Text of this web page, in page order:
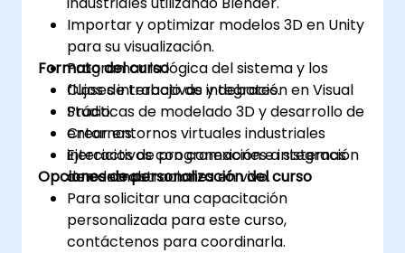
Importar y optimizar modelos 3D en Unity
para su visualización.
Programar la lógica del sistema y los
flujos de trabajo de integración en Visual
Studio.
Crear entornos virtuales industriales
interactivos con conexiones a sistemas
de control.
Formato del curso
Clases interactivas y debates.
Prácticas de modelado 3D y desarrollo de
entornos.
Ejercicios de programación e integración
con demostraciones en vivo.
Opciones de personalización del curso
Para solicitar una capacitación
personalizada para este curso,
contáctenos para coordinarla.